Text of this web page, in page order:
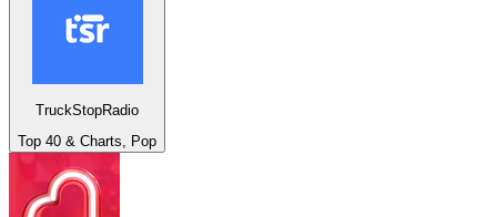
TruckStopRadio
Top 40 & Charts, Pop